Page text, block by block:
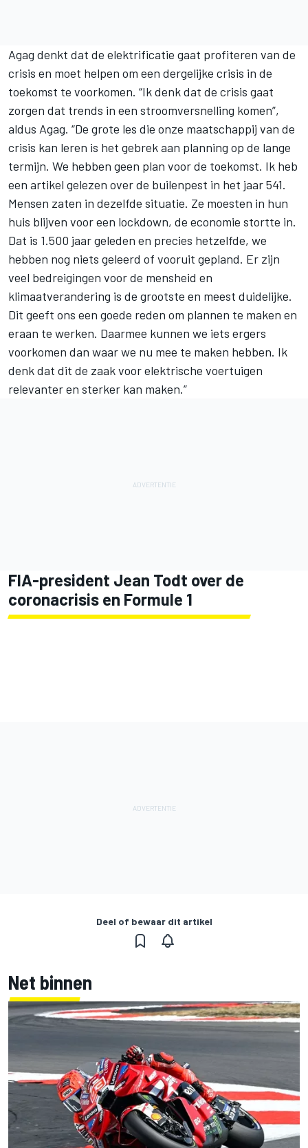
Agag denkt dat de elektrificatie gaat profiteren van de
crisis en moet helpen om een dergelijke crisis in de
toekomst te voorkomen. “Ik denk dat de crisis gaat
zorgen dat trends in een stroomversnelling komen”,
aldus Agag. “De grote les die onze maatschappij van de
crisis kan leren is het gebrek aan planning op de lange
termijn. We hebben geen plan voor de toekomst. Ik heb
een artikel gelezen over de builenpest in het jaar 541.
Mensen zaten in dezelfde situatie. Ze moesten in hun
huis blijven voor een lockdown, de economie stortte in.
Dat is 1.500 jaar geleden en precies hetzelfde, we
hebben nog niets geleerd of vooruit gepland. Er zijn
veel bedreigingen voor de mensheid en
klimaatverandering is de grootste en meest duidelijke.
Dit geeft ons een goede reden om plannen te maken en
eraan te werken. Daarmee kunnen we iets ergers
voorkomen dan waar we nu mee te maken hebben. Ik
denk dat dit de zaak voor elektrische voertuigen
relevanter en sterker kan maken.”
FIA-president Jean Todt over de
coronacrisis en Formule 1
Deel of bewaar dit artikel
Net binnen